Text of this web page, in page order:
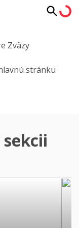
Zväzy
stránku